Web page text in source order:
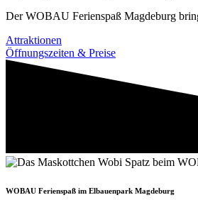
Der WOBAU Ferienspaß Magdeburg
Attraktionen
Öffnungszeiten & Preise
WOBAU Ferienspaß im Elbauenpark Magdeburg